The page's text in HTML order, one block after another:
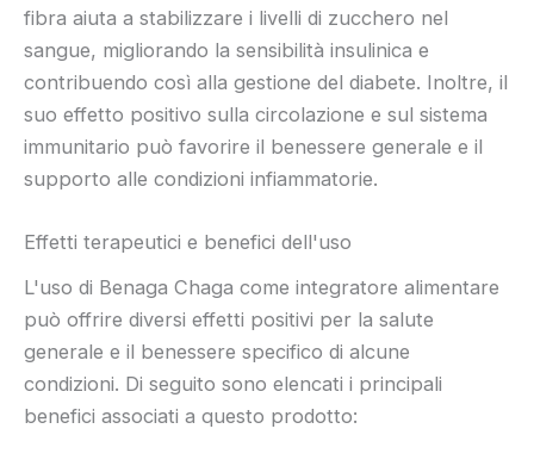
fibra aiuta a stabilizzare i livelli di zucchero nel
sangue, migliorando la sensibilità insulinica e
contribuendo così alla gestione del diabete. Inoltre, il
suo effetto positivo sulla circolazione e sul sistema
immunitario può favorire il benessere generale e il
supporto alle condizioni infiammatorie.
Effetti terapeutici e benefici dell'uso
L'uso di Benaga Chaga come integratore alimentare
può offrire diversi effetti positivi per la salute
generale e il benessere specifico di alcune
condizioni. Di seguito sono elencati i principali
benefici associati a questo prodotto: